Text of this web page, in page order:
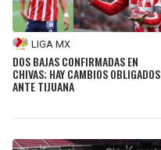
LIGA MX
DOS BAJAS CONFIRMADAS EN
CHIVAS; HAY CAMBIOS OBLIGADOS
ANTE TIJUANA